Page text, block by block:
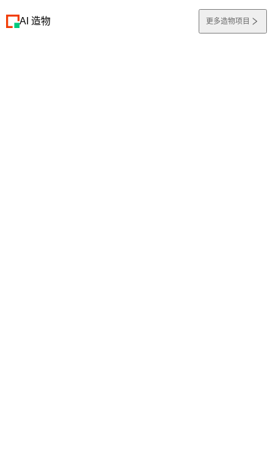
AI 造物 更多造物项目